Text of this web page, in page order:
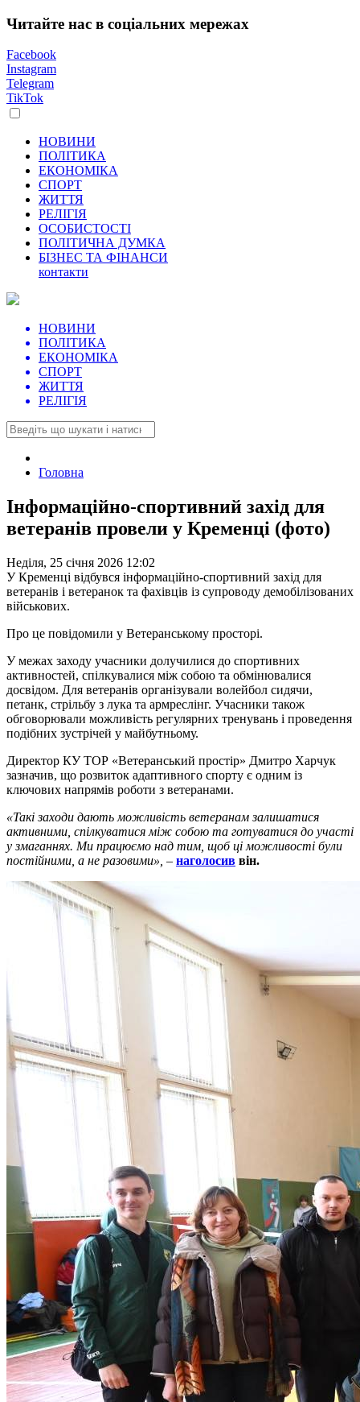
Читайте нас в соціальних мережах
Facebook
Instagram
Telegram
TikTok
НОВИНИ
ПОЛІТИКА
ЕКОНОМІКА
СПОРТ
ЖИТТЯ
РЕЛІГІЯ
ОСОБИСТОСТІ
ПОЛІТИЧНА ДУМКА
БІЗНЕС ТА ФІНАНСИ
контакти
НОВИНИ
ПОЛІТИКА
ЕКОНОМІКА
СПОРТ
ЖИТТЯ
РЕЛІГІЯ
Головна
Інформаційно-спортивний захід для
ветеранів провели у Кременці (фото)
Неділя, 25 січня 2026 12:02
У Кременці відбувся інформаційно-спортивний захід для
ветеранів і ветеранок та фахівців із супроводу демобілізованих
військових.
Про це повідомили у Ветеранському просторі.
У межах заходу учасники долучилися до спортивних
активностей, спілкувалися між собою та обмінювалися
досвідом. Для ветеранів організували волейбол сидячи,
петанк, стрільбу з лука та армреслінг. Учасники також
обговорювали можливість регулярних тренувань і проведення
подібних зустрічей у майбутньому.
Директор КУ ТОР «Ветеранський простір» Дмитро Харчук
зазначив, що розвиток адаптивного спорту є одним із
ключових напрямів роботи з ветеранами.
«Такі заходи дають можливість ветеранам залишатися
активними, спілкуватися між собою та готуватися до участі
у змаганнях. Ми працюємо над тим, щоб ці можливості були
постійними, а не разовими», – наголосив він.